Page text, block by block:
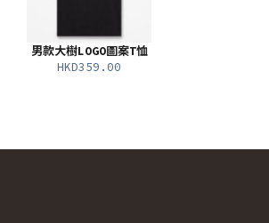
男款大樹LOGO圖案T恤
HKD359.00